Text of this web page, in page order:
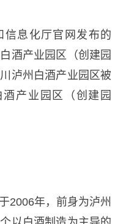
息化厅官网发布的
酒产业园区（创建园
泸州白酒产业园区被
产业园区（创建园
2006年，前身为泸州